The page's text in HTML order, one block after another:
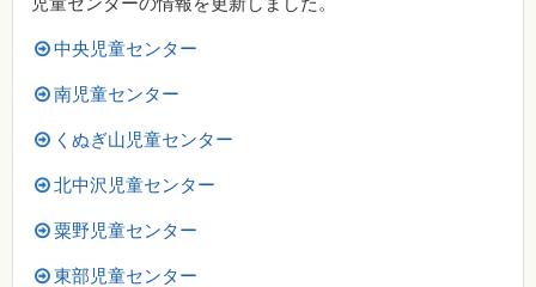
中央児童センター
南児童センター
くぬぎ山児童センター
北中沢児童センター
粟野児童センター
東部児童センター